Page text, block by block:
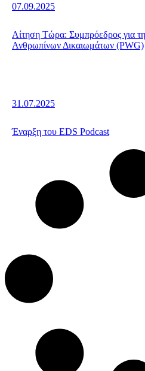
07.09.2025
Αίτηση Τώρα: Συμπρόεδρος για
Ανθρωπίνων Δικαιωμάτων (PWG)
31.07.2025
Έναρξη του EDS Podcast